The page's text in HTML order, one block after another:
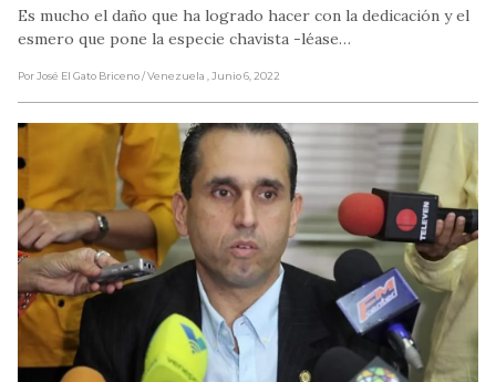
Es mucho el daño que ha logrado hacer con la dedicación y el
esmero que pone la especie chavista -léase…
Por José El Gato Briceno/ Venezuela , Junio 6, 2022